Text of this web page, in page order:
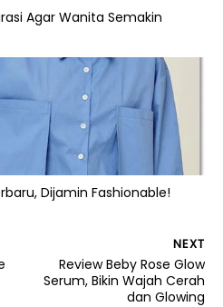
Agar Wanita Semakin
Dijamin Fashionable!
NEXT
Review Beby Rose Glow
Serum, Bikin Wajah Cerah
dan Glowing